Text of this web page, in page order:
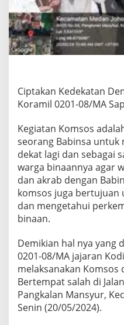
n
g
a
M
a
a
r
a
a
t
,
B
a
b
i
n
o
r
a
m
l
0
Ciptakan Kedekatan
Koramil 0201-08/MA
Kegiatan Komsos
seorang Babinsa untuk
dekat lagi dan sebagai
warga binaannya agar
dan akrab dengan
komsos juga
dan mengetahui
binaan.
Demikian hal nya yang
0201-08/MA jajaran
melaksanakan Komsos
Bertempat salah di
Pangkalan Mansyur,
Senin (20/05/2024).